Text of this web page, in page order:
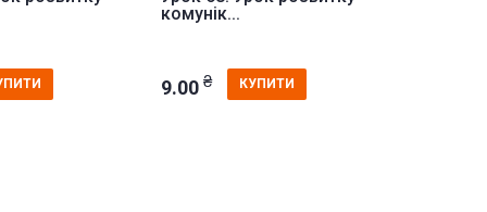
комунік...
9.00 ₴ КУПИТИ